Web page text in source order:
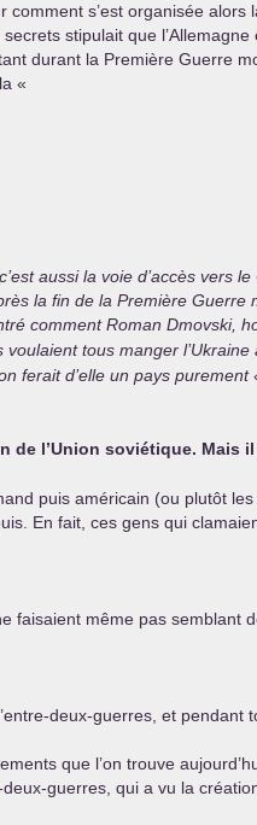
s’est organisée
stipulait que
durant la Première Guerre
«
aussi la voie d’accès
la fin de la Première
comment Roman Dmovski,
tous manger
ferait d’elle un pays purement
de l’Union soviétique.
puis américain (ou plutôt
En fait, ces gens qui
faisaient même pas semblant
deux-guerres, et
que l’on trouve
guerres, qui a vu la